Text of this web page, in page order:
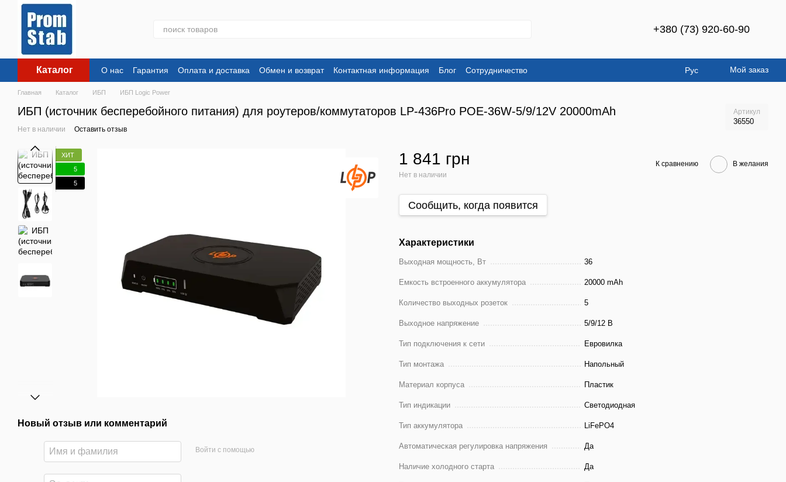
+380 (73) 920-60-90
Каталог О нас Гарантия Оплата и доставка Обмен и возврат Контактная информация Блог Сотрудничество Рус Мой заказ
Главная Каталог ИБП ИБП Logic Power
ИБП (источник бесперебойного питания) для роутеров/коммутаторов LP-436Pro POE-36W-5/9/12V 20000mAh Артикул
36550
Нет в наличии Оставить отзыв
ХИТ
5
5
Новый отзыв или комментарий
Войти с помощью
1 841 грн
Нет в наличии
К сравнению В желания
Сообщить, когда появится
Характеристики
Выходная мощность, Вт 36
Емкость встроенного аккумулятора 20000 mAh
Количество выходных розеток 5
Выходное напряжение 5/9/12 В
Тип подключения к сети Евровилка
Тип монтажа Напольный
Материал корпуса Пластик
Тип индикации Светодиодная
Тип аккумулятора LiFePO4
Автоматическая регулировка напряжения Да
Наличие холодного старта Да